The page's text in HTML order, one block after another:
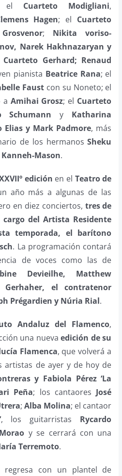
el Cuarteto Modigliani,
Hagen; el Cuarteto
; Nikita voriso-
Narek Hakhnazaryan y
Cuarteto Gerhard; Renaud
pianista Beatrice Rana; el
Faust con su Noneto; el
a Amihai Grosz; el Cuarteto
Schumann y Katharina
Elias y Mark Padmore, más
de los hermanosSheku
Mason.
edición en el Teatro de
año mása algunas de las
en diez conciertos, tres de
cargodel Artista Residente
temporada, el barítono
. La programación contará
de voces como las de
Devieilhe, Matthew
Gerhaher, el contratenor
Prégardien y Núria Rial.
Andaluz del Flamenco,
una nuevaedición desu
Flamenca, que volverá a
artistas de ayer y de hoy de
y Fabiola Pérez ‘La
Peña; los cantaores José
; Alba Molina; el cantaor
, los guitarristas Rycardo
y se cerrará con una
Terremoto.
regresa con un plantel de